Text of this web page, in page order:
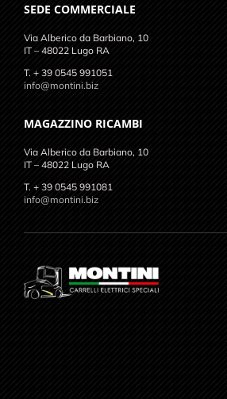
SEDE COMMERCIALE
Via Alberico da Barbiano, 10
IT – 48022 Lugo RA
T. + 39 0545 991051
info@montini.biz
MAGAZZINO RICAMBI
Via Alberico da Barbiano, 10
IT – 48022 Lugo RA
T. + 39 0545 991081
info@montini.biz